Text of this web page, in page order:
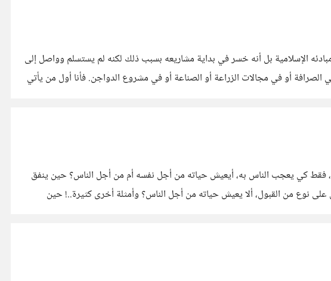
الإسلامية بل أنه خسر في بداية مشاريعه بسبب ذلك لكنه لم يستسلم وواصل إلى
أن أصبح من أغنى أغنياء العالم... قال: بتوفيق من الله كان لدي برنامج عمل لا أحيد عنه أبدا سواء أكان ذلك خلال عملي في الصرافة أو في مجالات الزراعة أو الصناعة أو في مشروع الدواجن. فأنا أول من يأتي
كي يعجب الناس به، أيعيش حياته من أجل نفسه أم من أجل الناس؟ حين ينفق
نوع من القبول، ألا يعيش حياته من أجل الناس؟ وأمثلة أخرى كثيرة..! حين